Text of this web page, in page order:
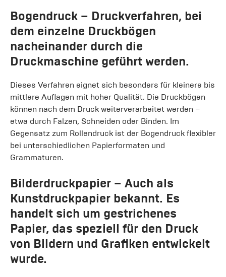
Bogendruck – Druckverfahren, bei
dem einzelne Druckbögen
nacheinander durch die
Druckmaschine geführt werden.
Dieses Verfahren eignet sich besonders für kleinere bis
mittlere Auflagen mit hoher Qualität. Die Druckbögen
können nach dem Druck weiterverarbeitet werden –
etwa durch Falzen, Schneiden oder Binden. Im
Gegensatz zum Rollendruck ist der Bogendruck flexibler
bei unterschiedlichen Papierformaten und
Grammaturen.
Bilderdruckpapier – Auch als
Kunstdruckpapier bekannt. Es
handelt sich um gestrichenes
Papier, das speziell für den Druck
von Bildern und Grafiken entwickelt
wurde.